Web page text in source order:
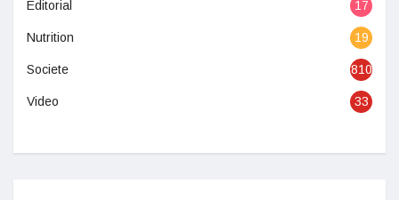
Editorial 17
Nutrition 19
Societe 810
Video 33